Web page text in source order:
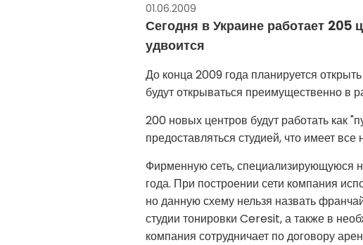
01.06.2009
Сегодня в Украине работает 205
удвоится
До конца 2009 года планируется
будут открываться преимущественно в
200 новых центров будут работать как
предоставляться студией, что имеет
Фирменную сеть, специализирующуюся
года. При построении сети компания
но данную схему нельзя назвать
студии тонировки Ceresit, а также в
компания сотрудничает по договору